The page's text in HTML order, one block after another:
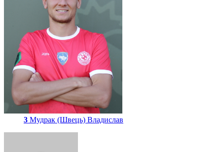
3 Мудрак (Швець) Владислав